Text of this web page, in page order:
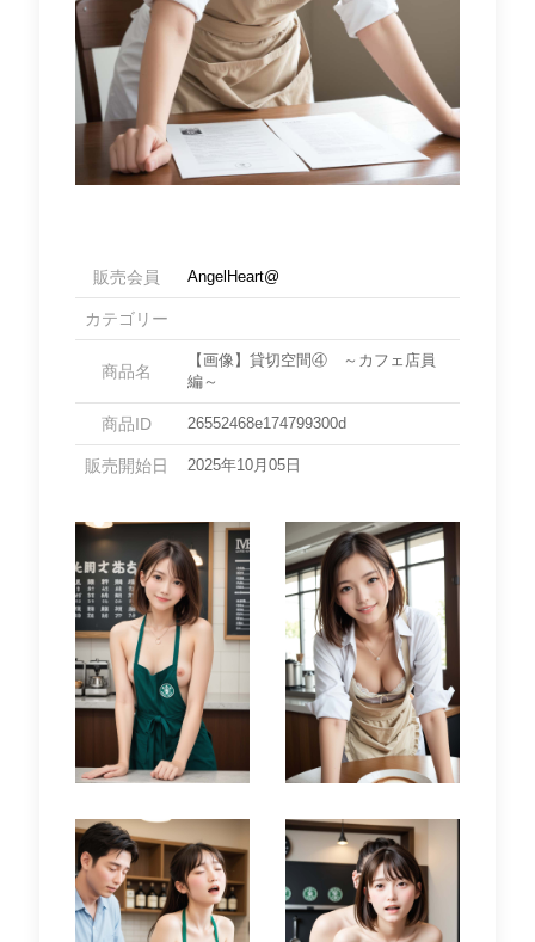
販売会員 AngelHeart@
カテゴリー
商品名
【画像】貸切空間④ ～カフェ店員
編～
商品ID 26552468e174799300d
販売開始日 2025年10月05日